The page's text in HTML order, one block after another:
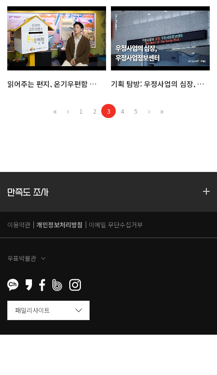
읽어주는 편지, 온기우편함 대표 인터뷰 기획 탐방: 우정사업의 심장, 우정사업정보센터
1 2 3 4 5
만족도 조사
이용약관 개인정보처리방침 이메일 무단수집거부
우표박물관